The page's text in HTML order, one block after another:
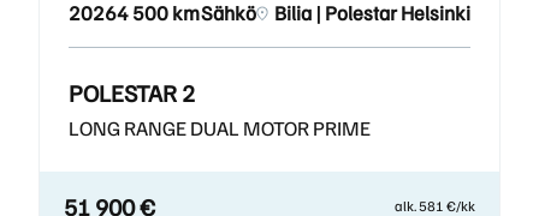
20264 500 kmSähkö Bilia | Polestar Helsinki
POLESTAR 2
LONG RANGE DUAL MOTOR PRIME
51 900 € alk. 581 €/kk